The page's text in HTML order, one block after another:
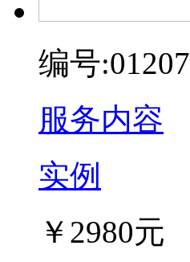
编号:01207
服务内容
实例
￥2980元